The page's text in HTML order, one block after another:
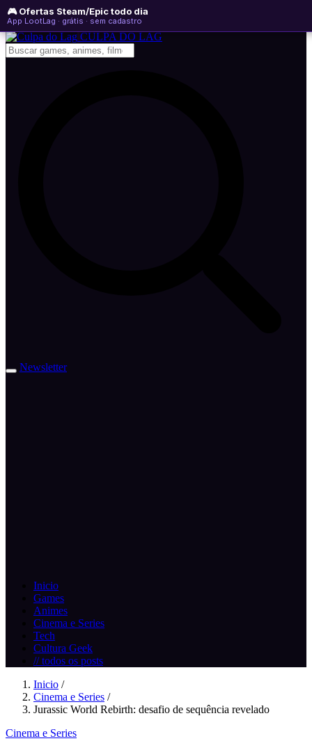
🎮 Ofertas Steam/Epic todo dia
App LootLag · grátis · sem cadastro
sábado, 08 de agosto de 2026 WhatsApp
Newsletter
CULPA DO LAG
Newsletter
Inicio
Games
Animes
Cinema e Series
Tech
Cultura Geek
// todos os posts
Inicio /
Cinema e Series /
Jurassic World Rebirth: desafio de sequência revelado
Cinema e Series